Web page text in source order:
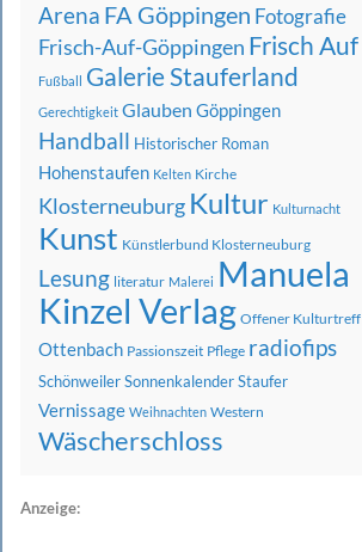
Arena FA Göppingen Fotografie
Frisch-Auf-Göppingen Frisch Auf
Fußball Galerie Stauferland
Gerechtigkeit Glauben Göppingen
Handball Historischer Roman
Hohenstaufen Kelten Kirche
Klosterneuburg Kultur Kulturnacht
Kunst Künstlerbund Klosterneuburg
Lesung literatur Malerei Manuela
Kinzel Verlag Offener Kulturtreff
Ottenbach Passionszeit Pflege radiofips
SchönweilerSonnenkalenderStaufer
Vernissage Weihnachten Western
Wäscherschloss
Anzeige: